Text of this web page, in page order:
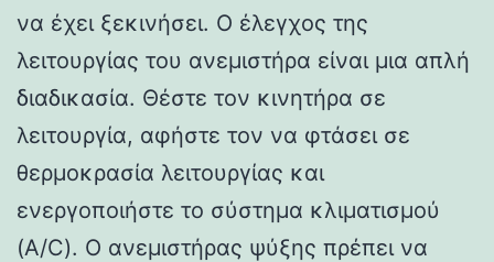
να έχει ξεκινήσει. Ο έλεγχος της
λειτουργίας του ανεμιστήρα είναι μια απλή
διαδικασία. Θέστε τον κινητήρα σε
λειτουργία, αφήστε τον να φτάσει σε
θερμοκρασία λειτουργίας και
ενεργοποιήστε το σύστημα κλιματισμού
(A/C). Ο ανεμιστήρας ψύξης πρέπει να